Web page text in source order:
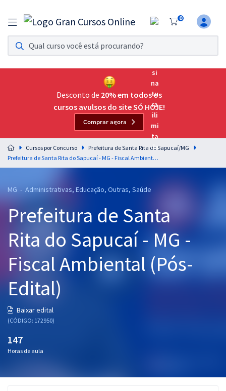
0
Assinatura Ilimitada 11
Acesso a todos os cursos. Teste grátis por 7 dias!
Assinatura OAB Até Passar
Acesso ilimitado a toda preparação para o Exame da
Residências Multiprofissionais
Preparação completa e intensiva para as principais
residências em saúde do Brasil
Cursos 20% OFF
Pós
Graduação
OAB
Conteúdo gratuito
Desconto de 20% em todos os
cursos avulsos do site SÓ HOJE!
Comprar agora
Cursos por Concurso
Prefeitura de Santa Rita do Sapucaí/MG
Prefeitura de Santa Rita do Sapucaí - MG - Fiscal Ambiental (Pós-Edital)
MG - Administrativas, Educação, Outras, Saúde
Prefeitura de Santa
Rita do Sapucaí - MG -
Fiscal Ambiental (Pós-
Edital)
Baixar edital
(CÓDIGO: 172950)
147
Horas de aula